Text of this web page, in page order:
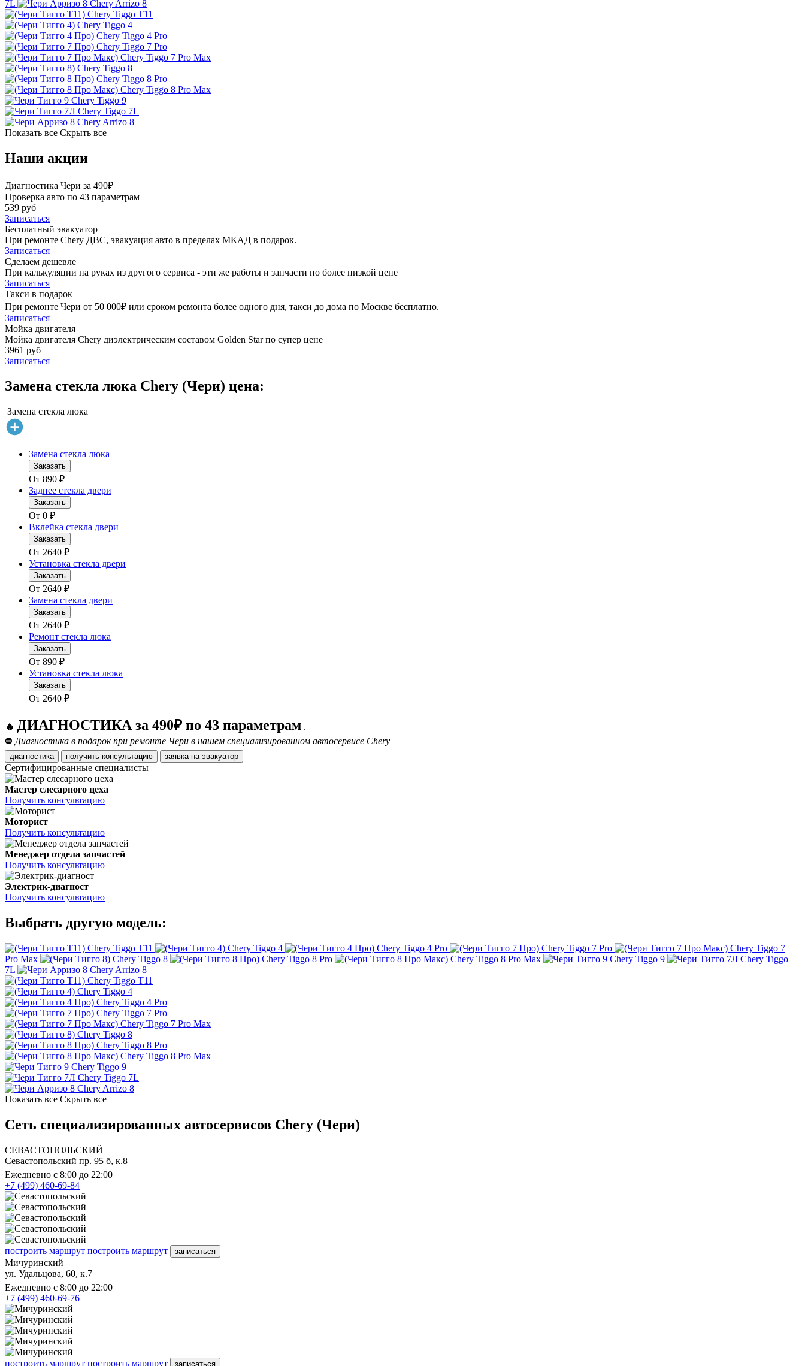
7L
Chery Arrizo 8
Chery Tiggo T11
Chery Tiggo 4
Chery Tiggo 4 Pro
Chery Tiggo 7 Pro
Chery Tiggo 7 Pro Max
Chery Tiggo 8
Chery Tiggo 8 Pro
Chery Tiggo 8 Pro Max
Chery Tiggo 9
Chery Tiggo 7L
Chery Arrizo 8
Показать все Скрыть все
Наши акции
Диагностика Чери за 490₽
Проверка авто по 43 параметрам
539 руб
Записаться
Бесплатный эвакуатор
При ремонте Chery ДВС, эвакуация авто в пределах МКАД в подарок.
Записаться
Сделаем дешевле
При калькуляции на руках из другого сервиса - эти же работы и запчасти по более низкой цене
Записаться
Такси в подарок
При ремонте Чери от 50 000₽ или сроком ремонта более одного дня, такси до дома по Москве бесплатно.
Записаться
Мойка двигателя
Мойка двигателя Chery диэлектрическим составом Golden Star по супер цене
3961 руб
Записаться
Замена стекла люка Chery (Чери) цена:
Замена стекла люка
Замена стекла люка
Заказать
От 890 ₽
Заднее стекла двери
Заказать
От 0 ₽
Вклейка стекла двери
Заказать
От 2640 ₽
Установка стекла двери
Заказать
От 2640 ₽
Замена стекла двери
Заказать
От 2640 ₽
Ремонт стекла люка
Заказать
От 890 ₽
Установка стекла люка
Заказать
От 2640 ₽
🔥 ДИАГНОСТИКА за 490₽ по 43 параметрам .
⛔ Диагностика в подарок при ремонте Чери в нашем специализированном автосервисе Chery
диагностика получить консультацию заявка на эвакуатор
Сертифицированные специалисты
Мастер слесарного цеха
Получить консультацию
Моторист
Получить консультацию
Менеджер отдела запчастей
Получить консультацию
Электрик-диагност
Получить консультацию
Выбрать другую модель:
Chery Tiggo T11 Chery Tiggo 4 Chery Tiggo 4 Pro Chery Tiggo 7 Pro
Chery Tiggo 7
Pro Max
Chery Tiggo 8 Chery Tiggo 8 Pro Chery Tiggo 8 Pro Max Chery Tiggo 9
Chery Tiggo
7L
Chery Arrizo 8
Chery Tiggo T11
Chery Tiggo 4
Chery Tiggo 4 Pro
Chery Tiggo 7 Pro
Chery Tiggo 7 Pro Max
Chery Tiggo 8
Chery Tiggo 8 Pro
Chery Tiggo 8 Pro Max
Chery Tiggo 9
Chery Tiggo 7L
Chery Arrizo 8
Показать все Скрыть все
Сеть специализированных автосервисов Chery (Чери)
СЕВАСТОПОЛЬСКИЙ
Севастопольский пр. 95 б, к.8
Ежедневно с 8:00 до 22:00
+7 (499) 460-69-84
построить маршрут построить маршрут записаться
Мичуринский
ул. Удальцова, 60, к.7
Ежедневно с 8:00 до 22:00
+7 (499) 460-69-76
построить маршрут построить маршрут записаться